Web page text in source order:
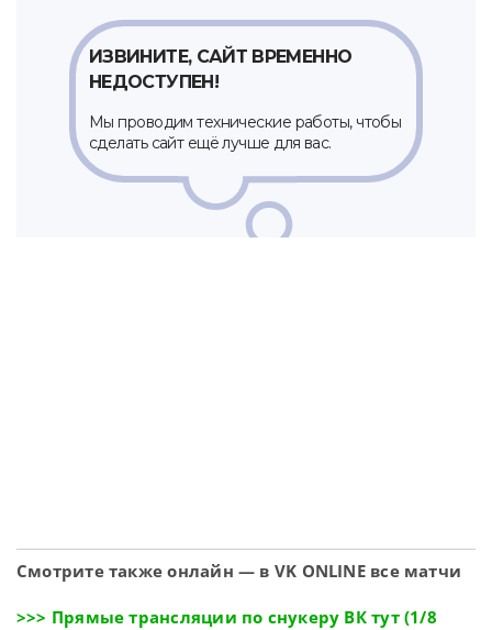
Смотрите также онлайн — в VK ONLINE все матчи
>>> Прямые трансляции по снукеру ВК тут (1/8